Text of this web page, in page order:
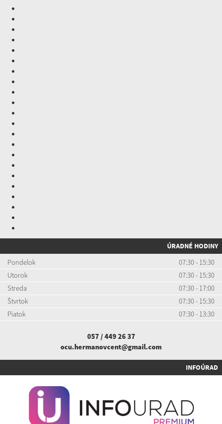
ÚRADNÉ HODINY
Pondelok
07:30 - 15:30
Utorok
07:30 - 15:30
Streda
07:30 - 17:00
Štvrtok
07:30 - 15:30
Piatok
07:30 - 13:30
057 / 449 26 37
ocu.hermanovcent@gmail.com
INFOÚRAD